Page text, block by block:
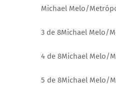
Michael Melo/
3 de 8Michael Melo/
4 de 8Michael Melo/
5 de 8Michael Melo/